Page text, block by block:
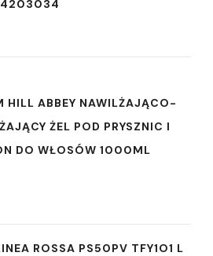
HILL ABBEY NAWILŻAJĄCO-
ŻEL POD PRYSZNIC I
DO WŁOSÓW 1000ML
ROSSA PS50PV TFY1O1 L